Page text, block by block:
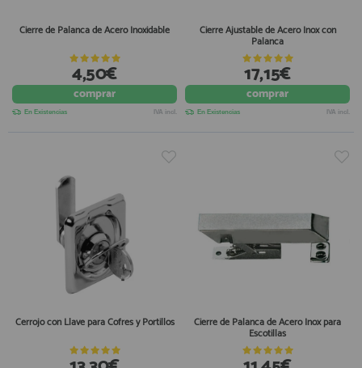
Cierre de Palanca de Acero Inoxidable
4,50€
comprar
En Existencias IVA incl.
Cierre Ajustable de Acero Inox con
Palanca
17,15€
comprar
En Existencias IVA incl.
Cerrojo con Llave para Cofres y Portillos Cierre de Palanca de Acero Inox para
Escotillas